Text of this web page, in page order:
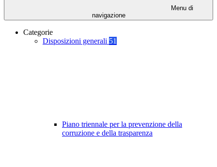
Menu di
navigazione
Categorie
Disposizioni generali 51
Piano triennale per la prevenzione della
corruzione e della trasparenza